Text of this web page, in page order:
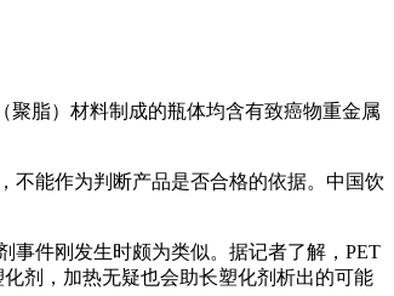
脂）材料制成的瓶体均含有致癌物重金属
能作为判断产品是否合格的依据。中国饮
件刚发生时颇为类似。据记者了解，PET
剂，加热无疑也会助长塑化剂析出的可能